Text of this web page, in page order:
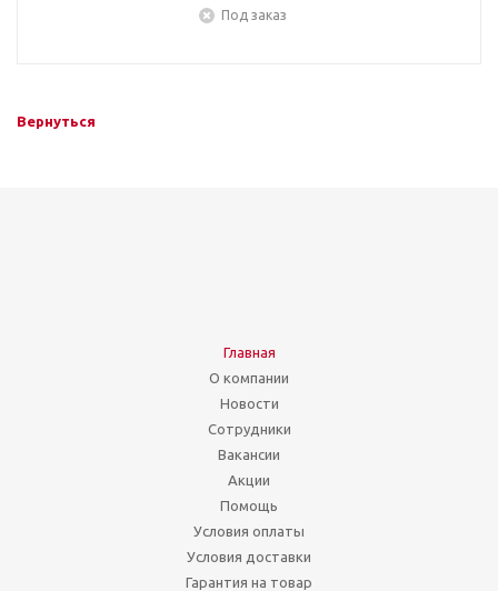
Под заказ
Вернуться
Главная
О компании
Новости
Сотрудники
Вакансии
Акции
Помощь
Условия оплаты
Условия доставки
Гарантия на товар